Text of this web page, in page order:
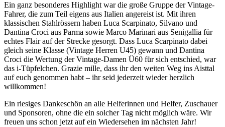
Ein ganz besonderes Highlight war die große Gruppe der Vintage-
Fahrer, die zum Teil eigens aus Italien angereist ist. Mit ihren
klassischen Stahlrössern haben Luca Scarpinato, Silvano und
Dantina Croci aus Parma sowie Marco Marinari aus Senigallia für
echtes Flair auf der Strecke gesorgt. Dass Luca Scarpinato dabei
gleich seine Klasse (Vintage Herren U45) gewann und Dantina
Croci die Wertung der Vintage-Damen Ü60 für sich entschied, war
das i-Tüpfelchen. Grazie mille, dass ihr den weiten Weg ins Aisttal
auf euch genommen habt – ihr seid jederzeit wieder herzlich
willkommen!
Ein riesiges Dankeschön an alle Helferinnen und Helfer, Zuschauer
und Sponsoren, ohne die ein solcher Tag nicht möglich wäre. Wir
freuen uns schon jetzt auf ein Wiedersehen im nächsten Jahr!